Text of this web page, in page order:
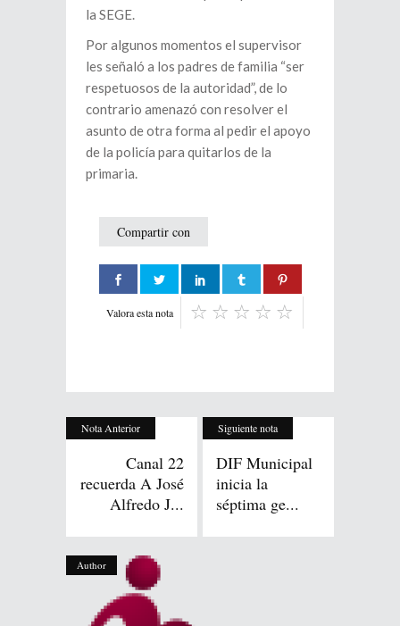
la SEGE.
Por algunos momentos el supervisor
les señaló a los padres de familia “ser
respetuosos de la autoridad”, de lo
contrario amenazó con resolver el
asunto de otra forma al pedir el apoyo
de la policía para quitarlos de la
primaria.
Compartir con
Valora esta nota
Nota Anterior
Canal 22
recuerda A José
Alfredo J...
Siguiente nota
DIF Municipal
inicia la
séptima ge...
Author